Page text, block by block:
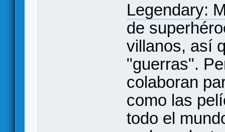
Legendary:
de
villanos, así
"guerras".
colaboran
como las
todo el